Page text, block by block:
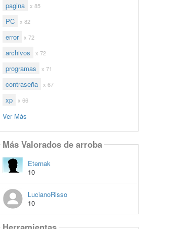
pagina x 85
PC x 82
error x 72
archivos x 72
programas x 71
contraseña x 67
xp x 66
Ver Más
Más Valorados de arroba
Eternak
10
LucianoRisso
10